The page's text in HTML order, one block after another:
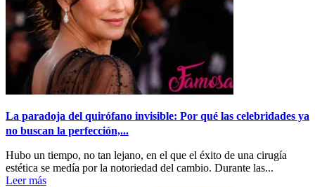
La paradoja del quirófano invisible: Por qué las celebridades ya
no buscan la perfección,...
Hubo un tiempo, no tan lejano, en el que el éxito de una cirugía
estética se medía por la notoriedad del cambio. Durante las...
Leer más